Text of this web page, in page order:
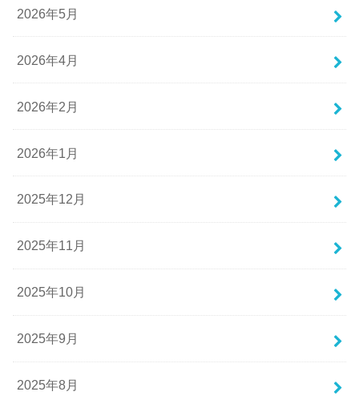
2026年5月
2026年4月
2026年2月
2026年1月
2025年12月
2025年11月
2025年10月
2025年9月
2025年8月